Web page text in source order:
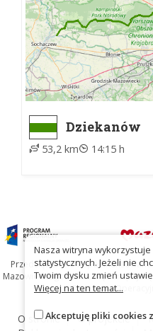
Dziekanów
Leśny, ZTM -
Żelazowa
53,2 km 14:15 h
Przedsięwzięcie
Mazowieckiego oraz Unię
Programu
O stronie O projekcie
Nasza witryna
statystycznych. Jeżeli nie
Twoim dysku zmień
Więcej na ten temat...
Akceptuję pliki cookies